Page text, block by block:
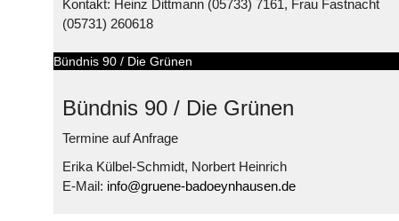
Kontakt: Heinz Dittmann (05733) 7161, Frau Fastnacht
(05731) 260618
Bündnis 90 / Die Grünen
Bündnis 90 / Die Grünen
Termine auf Anfrage
Erika Külbel-Schmidt, Norbert Heinrich
E-Mail: info@gruene-badoeynhausen.de